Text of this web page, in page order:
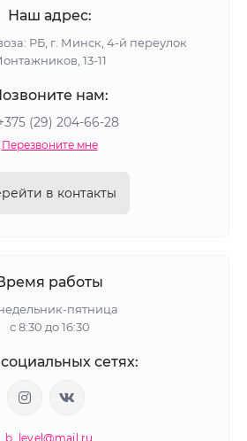
Наш адрес:
РБ, г. Минск, 4-й переулок
13-11
нам:
(29) 204-66-28
Перезвоните мне
в контакты
работы
пятница
с 8:30 до 16:30
сетях:
b_level@mail.ru